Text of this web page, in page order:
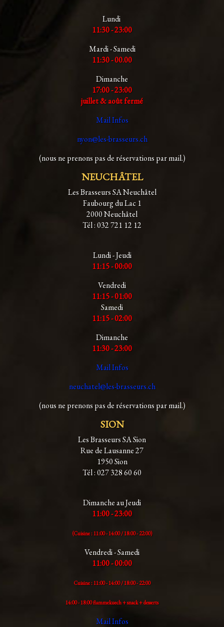
Lundi
11:30 - 23:00
Mardi - Samedi
11:30 - 00.00
Dimanche
17:00 - 23:00
juillet & août fermé
Mail Infos
nyon@les-brasseurs.ch
(nous ne prenons pas de réservations par mail.)
NEUCHÂTEL
Les Brasseurs SA Neuchâtel
Faubourg du Lac 1
2000 Neuchâtel
Tél : 032 721 12 12
Lundi - Jeudi
11:15 - 00:00
Vendredi
11:15 - 01:00
Samedi
11:15 - 02:00
Dimanche
11:30 - 23:00
Mail Infos
neuchatel@les-brasseurs.ch
(nous ne prenons pas de réservations par mail.)
SION
Les Brasseurs SA Sion
Rue de Lausanne 27
1950 Sion
Tél : 027 328 60 60
Dimanche au Jeudi
11:00 - 23:00
(Cuisine : 11:00 - 14:00 /18:00 - 22:00)
Vendredi - Samedi
11:00 - 00:00
Cuisine : 11:00 - 14:00 /18:00 - 22:00
14:00 - 18:00 flammekuech + snack + desserts
Mail Infos